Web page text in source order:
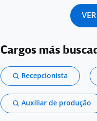
Cargos más
Recepcionista
Auxiliar de produção